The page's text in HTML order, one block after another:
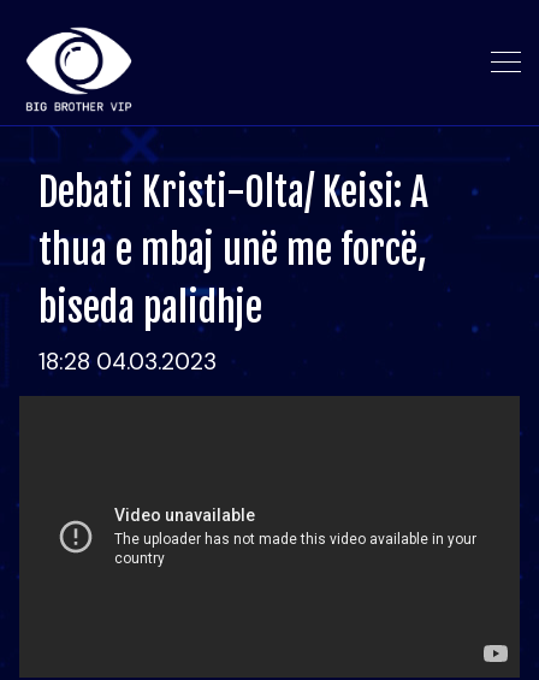
Debati Kristi-Olta/ Keisi: A
thua e mbaj unë me forcë,
biseda palidhje
18:28 04.03.2023